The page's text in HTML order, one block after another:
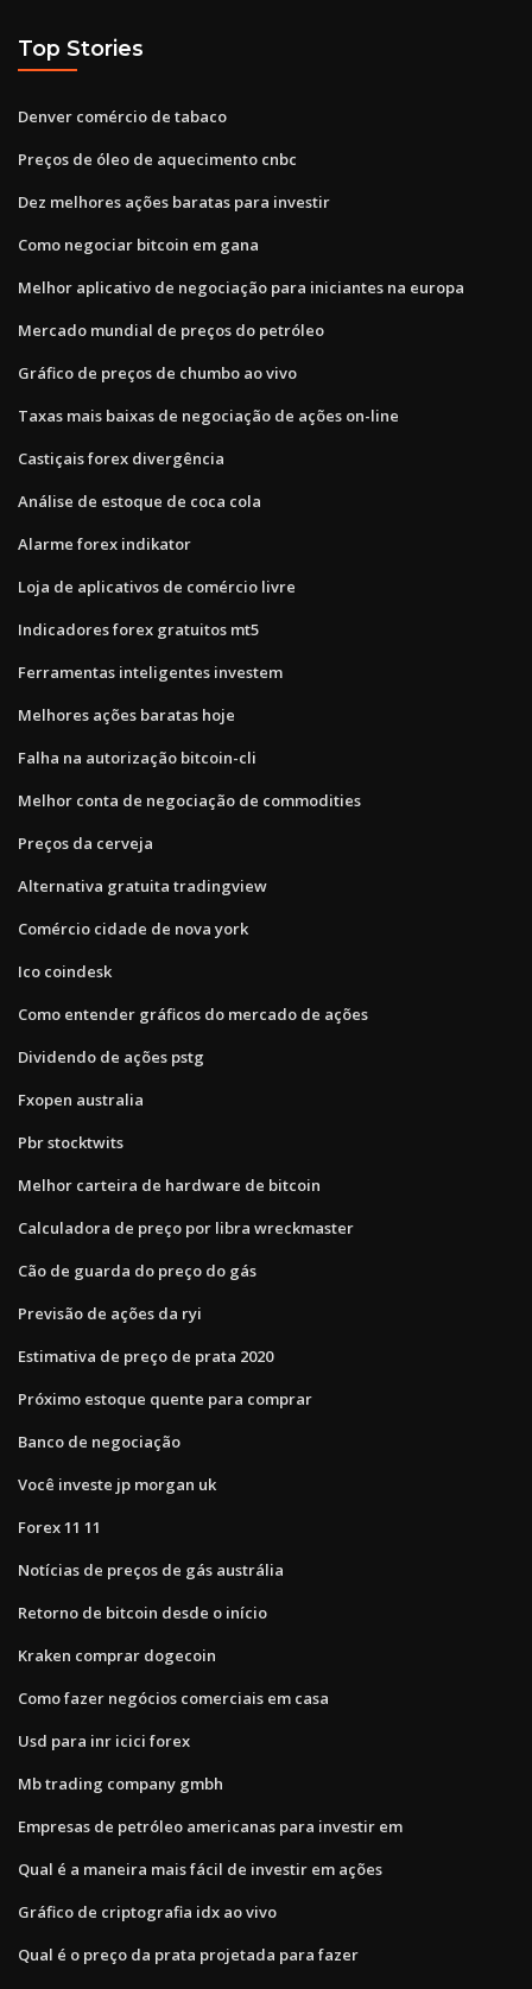
Top Stories
Denver comércio de tabaco
Preços de óleo de aquecimento cnbc
Dez melhores ações baratas para investir
Como negociar bitcoin em gana
Melhor aplicativo de negociação para iniciantes na europa
Mercado mundial de preços do petróleo
Gráfico de preços de chumbo ao vivo
Taxas mais baixas de negociação de ações on-line
Castiçais forex divergência
Análise de estoque de coca cola
Alarme forex indikator
Loja de aplicativos de comércio livre
Indicadores forex gratuitos mt5
Ferramentas inteligentes investem
Melhores ações baratas hoje
Falha na autorização bitcoin-cli
Melhor conta de negociação de commodities
Preços da cerveja
Alternativa gratuita tradingview
Comércio cidade de nova york
Ico coindesk
Como entender gráficos do mercado de ações
Dividendo de ações pstg
Fxopen australia
Pbr stocktwits
Melhor carteira de hardware de bitcoin
Calculadora de preço por libra wreckmaster
Cão de guarda do preço do gás
Previsão de ações da ryi
Estimativa de preço de prata 2020
Próximo estoque quente para comprar
Banco de negociação
Você investe jp morgan uk
Forex 11 11
Notícias de preços de gás austrália
Retorno de bitcoin desde o início
Kraken comprar dogecoin
Como fazer negócios comerciais em casa
Usd para inr icici forex
Mb trading company gmbh
Empresas de petróleo americanas para investir em
Qual é a maneira mais fácil de investir em ações
Gráfico de criptografia idx ao vivo
Qual é o preço da prata projetada para fazer